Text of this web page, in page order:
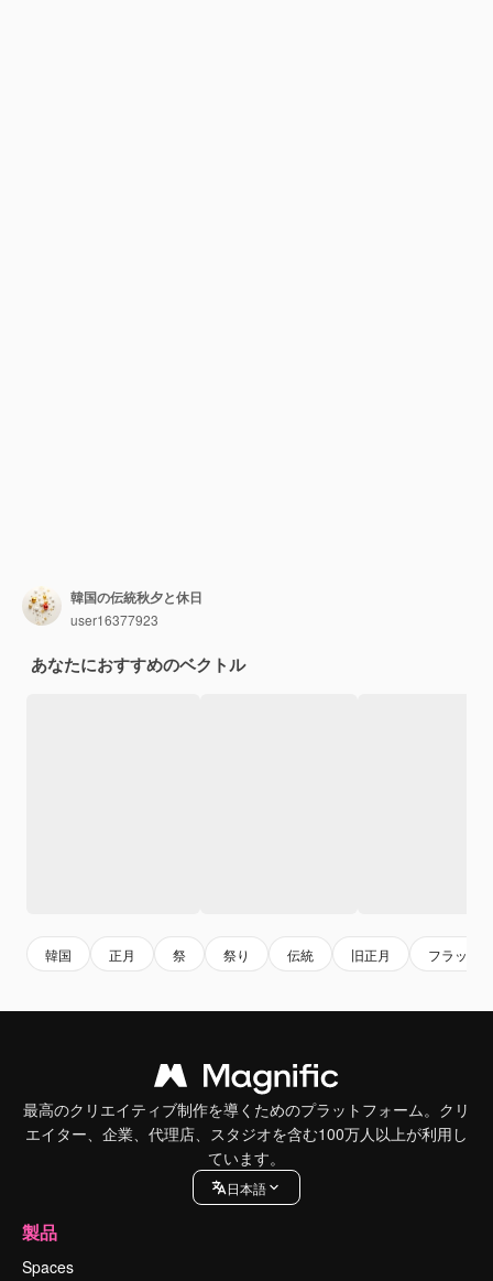
韓国の伝統秋夕と休日
user16377923
あなたにおすすめのベクトル
韓国 正月 祭 祭り 伝統 旧正月 フラット
最高のクリエイティブ制作を導くためのプラットフォーム。クリ
エイター、企業、代理店、スタジオを含む100万人以上が利用し
ています。
日本語
製品
Spaces